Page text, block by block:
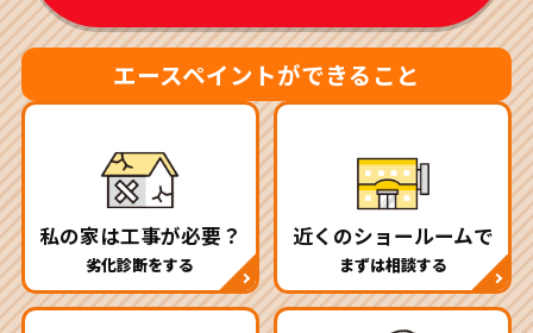
エースペイントができること
私の家は工事が必要？
劣化診断をする
近くのショールームで
まずは相談する